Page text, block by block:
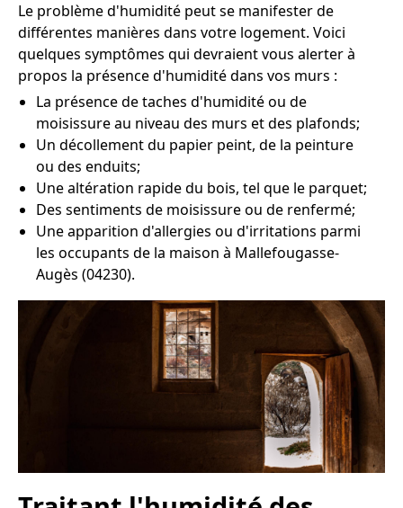
Le problème d'humidité peut se manifester de
différentes manières dans votre logement. Voici
quelques symptômes qui devraient vous alerter à
propos la présence d'humidité dans vos murs :
La présence de taches d'humidité ou de
moisissure au niveau des murs et des plafonds;
Un décollement du papier peint, de la peinture
ou des enduits;
Une altération rapide du bois, tel que le parquet;
Des sentiments de moisissure ou de renfermé;
Une apparition d'allergies ou d'irritations parmi
les occupants de la maison à Mallefougasse-
Augès (04230).